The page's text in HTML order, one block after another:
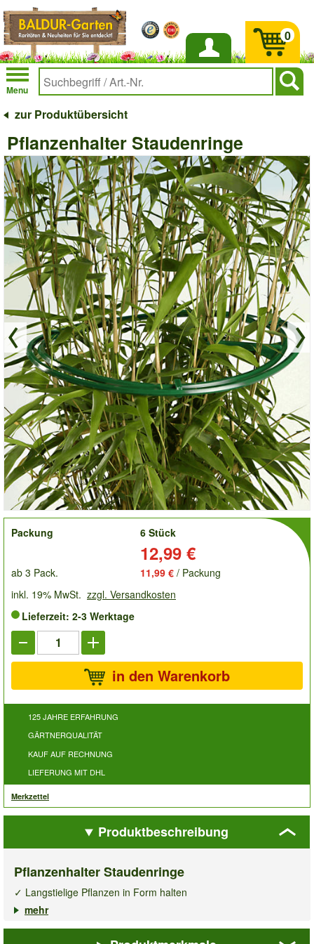
Anmelden
Menu
0
zur Produktübersicht
Pflanzenhalter Staudenringe
order
Packung
6 Stück
12,99 €
ab 3 Pack. 11,99 € / Packung
inkl. 19% MwSt. zzgl. Versandkosten
Lieferzeit: 2-3 Werktage
in den Warenkorb
125 JAHRE ERFAHRUNG
GÄRTNERQUALITÄT
KAUF AUF RECHNUNG
LIEFERUNG MIT DHL
Merkzettel
Produktbeschreibung
Pflanzenhalter Staudenringe
✓ Langstielige Pflanzen in Form halten
✓ 30-50 cm Durchmesser
mehr